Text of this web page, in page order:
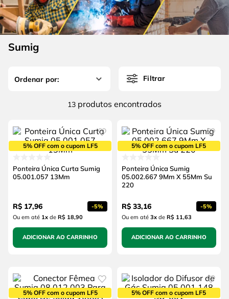
Sumig
Filtrar
13 produtos
5% OFF com o cupom LF5
Ponteira Única Curta Sumig
05.001.057 13Mm
R$ 17,96 -5%
Ou em até 1xde R$ 18,90
ADICIONAR AO CARRINHO
5% OFF com o cupom LF5
Ponteira Única Sumig
05.002.667 9Mm X 55Mm Su
220
R$ 33,16 -5%
Ou em até 3xde R$ 11,63
ADICIONAR AO CARRINHO
5% OFF com o cupom LF5 5% OFF com o cupom LF5
6º fio
7º serra copo
8º
disco corte
4 º escada
5º serra circular
º
cabo flexivel